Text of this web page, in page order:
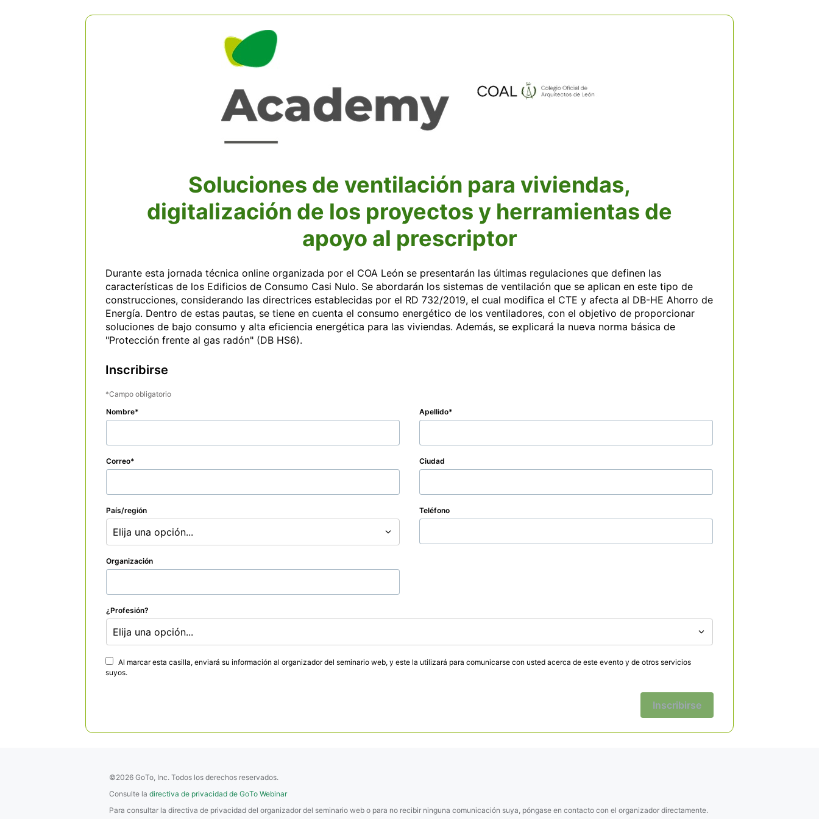
Soluciones de ventilación para viviendas,
digitalización de los proyectos y herramientas de
apoyo al prescriptor
Durante esta jornada técnica online organizada por el COA León se presentarán las últimas regulaciones que definen las
características de los Edificios de Consumo Casi Nulo. Se abordarán los sistemas de ventilación que se aplican en este tipo de
construcciones, considerando las directrices establecidas por el RD 732/2019, el cual modifica el CTE y afecta al DB-HE Ahorro de
Energía. Dentro de estas pautas, se tiene en cuenta el consumo energético de los ventiladores, con el objetivo de proporcionar
soluciones de bajo consumo y alta eficiencia energética para las viviendas. Además, se explicará la nueva norma básica de
"Protección frente al gas radón" (DB HS6).
Inscribirse
Campo obligatorio
Nombre
Apellido
Correo Ciudad
País/región
Elija una opción...
Teléfono
Organización
¿Profesión?
Elija una opción...
Al marcar esta casilla, enviará su información al organizador del seminario web, y este la utilizará para comunicarse con usted acerca de este evento y de otros servicios
suyos.
Inscribirse
©2026 GoTo, Inc. Todos los derechos reservados.
Consulte la directiva de privacidad de GoTo Webinar
Para consultar la directiva de privacidad del organizador del seminario web o para no recibir ninguna comunicación suya, póngase en contacto con el organizador directamente.